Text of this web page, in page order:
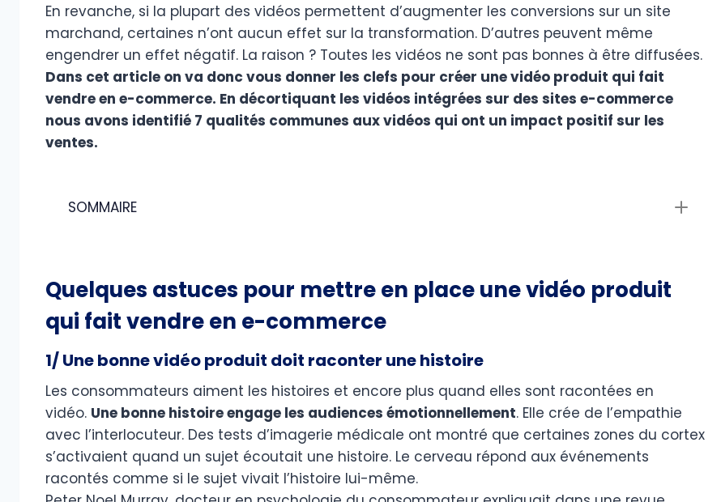
En revanche, si la plupart des vidéos permettent d’augmenter les conversions sur un site
marchand, certaines n’ont aucun effet sur la transformation. D’autres peuvent même
engendrer un effet négatif. La raison ? Toutes les vidéos ne sont pas bonnes à être diffusées.
Dans cet article on va donc vous donner les clefs pour créer une vidéo produit qui fait
vendre en e-commerce. En décortiquant les vidéos intégrées sur des sites e-commerce
nous avons identifié 7 qualités communes aux vidéos qui ont un impact positif sur les
ventes.
SOMMAIRE
Quelques astuces pour mettre en place une vidéo produit
qui fait vendre en e-commerce
1/ Une bonne vidéo produit doit raconter une histoire
Les consommateurs aiment les histoires et encore plus quand elles sont racontées en
vidéo. Une bonne histoire engage les audiences émotionnellement. Elle crée de l’empathie
avec l’interlocuteur. Des tests d’imagerie médicale ont montré que certaines zones du cortex
s’activaient quand un sujet écoutait une histoire. Le cerveau répond aux événements
racontés comme si le sujet vivait l’histoire lui-même.